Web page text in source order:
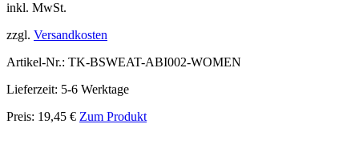
inkl. MwSt.
zzgl. Versandkosten
Artikel-Nr.: TK-BSWEAT-ABI002-WOMEN
Lieferzeit: 5-6 Werktage
Preis: 19,45 € Zum Produkt